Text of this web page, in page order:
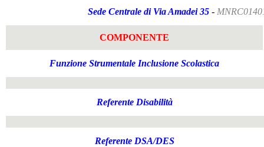
Sede Centrale di Via Amadei 35 -
COMPONENTE
Funzione Strumentale Inclusione Scolastica
Referente Disabilità
Referente DSA/DES